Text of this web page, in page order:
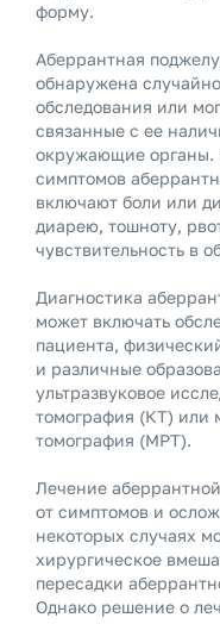
форму.
Аберрантная
обнаружена
обследования или
связанные с ее
окружающие органы.
симптомов
включают боли или
диарею, тошноту,
чувствительность в
Диагностика
может включать
пациента,
и различные
ультразвуковое
томография (КТ) или
томография (МРТ).
Лечение
от симптомов и
некоторых случаях
хирургическое
пересадки
Однако решение о